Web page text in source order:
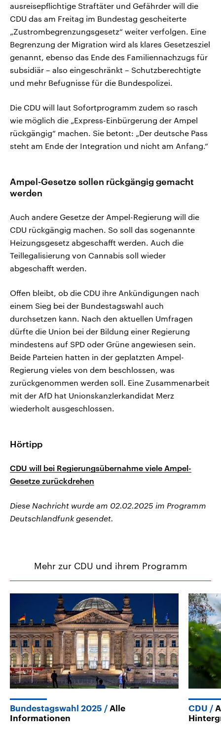
ausreisepflichtige Straftäter und Gefährder will die
CDU das am Freitag im Bundestag gescheiterte
„Zustrombegrenzungsgesetz“ weiter verfolgen. Eine
Begrenzung der Migration wird als klares Gesetzesziel
genannt, ebenso das Ende des Familiennachzugs für
subsidiär – also eingeschränkt – Schutzberechtigte
und mehr Befugnisse für die Bundespolizei.
Die CDU will laut Sofortprogramm zudem so rasch
wie möglich die „Express-Einbürgerung der Ampel
rückgängig“ machen. Sie betont: „Der deutsche Pass
steht am Ende der Integration und nicht am Anfang.“
Ampel-Gesetze sollen rückgängig gemacht
werden
Auch andere Gesetze der Ampel-Regierung will die
CDU rückgängig machen. So soll das sogenannte
Heizungsgesetz abgeschafft werden. Auch die
Teillegalisierung von Cannabis soll wieder
abgeschafft werden.
Offen bleibt, ob die CDU ihre Ankündigungen nach
einem Sieg bei der Bundestagswahl auch
durchsetzen kann. Nach den aktuellen Umfragen
dürfte die Union bei der Bildung einer Regierung
mindestens auf SPD oder Grüne angewiesen sein.
Beide Parteien hatten in der geplatzten Ampel-
Regierung vieles von dem beschlossen, was
zurückgenommen werden soll. Eine Zusammenarbeit
mit der AfD hat Unionskanzlerkandidat Merz
wiederholt ausgeschlossen.
Hörtipp
CDU will bei Regierungsübernahme viele Ampel-
Gesetze zurückdrehen
Diese Nachricht wurde am 02.02.2025 im Programm
Deutschlandfunk gesendet.
Mehr zur CDU und ihrem Programm
Bundestagswahl 2025
Alle
Informationen
CDU